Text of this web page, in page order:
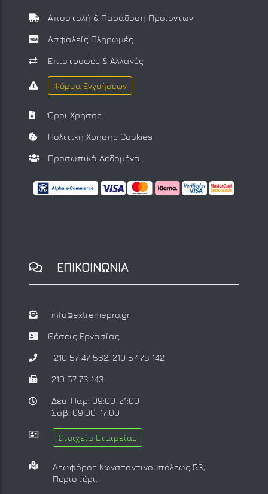
Αποστολή & Παράδοση Προϊοντων
Ασφαλείς Πληρωμές
Επιστροφές & Αλλαγές
Φόρμα Εγγυήσεων
Όροι Χρήσης
Πολιτική Χρήσης Cookies
Προσωπικά Δεδομένα
ΕΠΙΚΟΙΝΩΝΙΑ
info@extremepro.gr
Θέσεις Εργασίας
210 57 47 562, 210 57 73 142
210 57 73 143
Δευ-Παρ: 09:00-21:00
Σαβ: 09:00-17:00
Στοιχεία Εταιρείας
Λεωφόρος Κωνσταντινουπόλεως 53,
Περιστέρι.